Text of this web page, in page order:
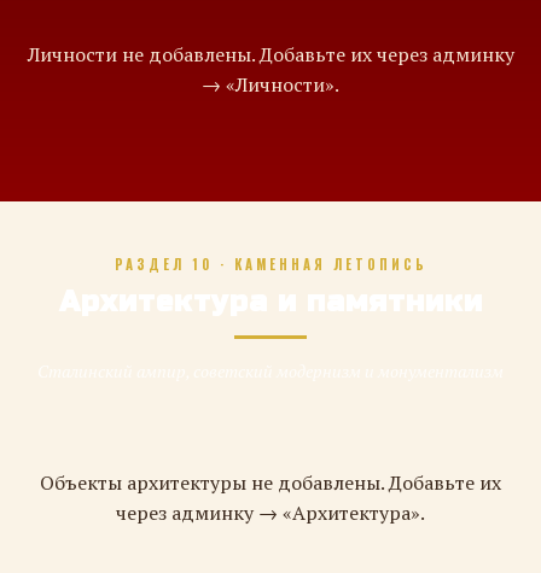
Личности не добавлены. Добавьте их через админку
→ «Личности».
РАЗДЕЛ 10 · КАМЕННАЯ ЛЕТОПИСЬ
Архитектура и памятники
Объекты архитектуры не добавлены. Добавьте их
через админку → «Архитектура».